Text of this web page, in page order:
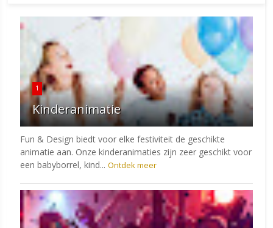
1
Kinderanimatie
Fun & Design biedt voor elke festiviteit de geschikte
animatie aan. Onze kinderanimaties zijn zeer geschikt voor
een babyborrel, kind... Ontdek meer